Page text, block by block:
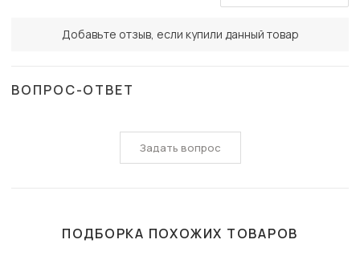
Добавьте отзыв, если купили данный товар
ВОПРОС-ОТВЕТ
Задать вопрос
ПОДБОРКА ПОХОЖИХ ТОВАРОВ